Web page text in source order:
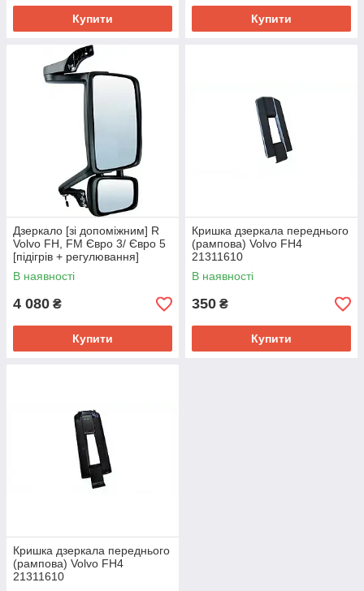
Купити Купити
Дзеркало [зі допоміжним] R
Volvo FH, FM Євро 3/ Євро 5
[підігрів + регулювання]
20467205
В наявності
4 080 ₴
Купити
Кришка дзеркала переднього
(рампова) Volvo FH4
21311610
В наявності
350 ₴
Купити
Кришка дзеркала переднього
(рампова) Volvo FH4
21311610